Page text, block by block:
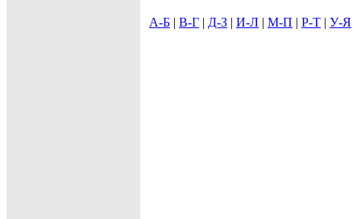
А-Б | В-Г | Д-З | И-Л | М-П | Р-Т | У-Я